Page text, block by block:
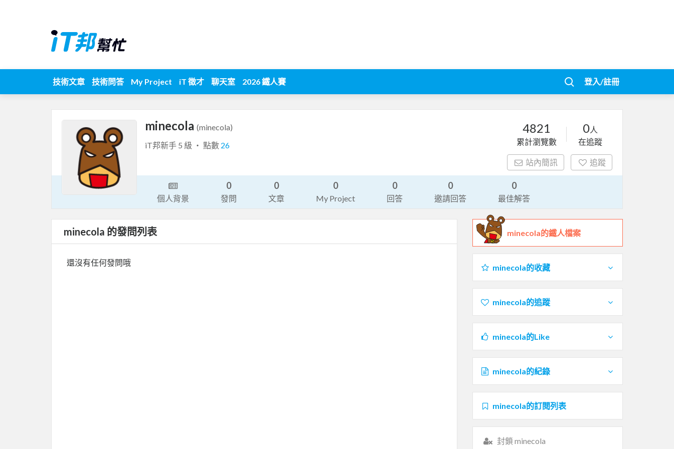
技術文章 技術問答 My Project iT 徵才 聊天室 2026 鐵人賽 登入/註冊
minecola (minecola)
iT邦新手 5 級 ‧ 點數 26
4821
累計瀏覽數
0人
在追蹤
站內簡訊 追蹤
個人背景
0
發問
0
文章
0
My Project
0
回答
0
邀請回答
0
最佳解答
minecola 的發問列表
還沒有任何發問哦
minecola的鐵人檔案
minecola的收藏
minecola的追蹤
minecola的Like
minecola的紀錄
minecola的訂閱列表
封鎖 minecola